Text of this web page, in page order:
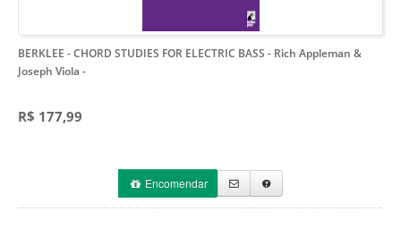
BERKLEE - CHORD STUDIES FOR ELECTRIC BASS - Rich Appleman &
Joseph Viola -
R$ 177,99
Encomendar